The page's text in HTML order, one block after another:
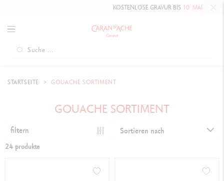
KOSTENLOSE GRAVUR BIS10. MAI 2026
STARTSEITE GOUACHE SORTIMENT
GOUACHE SORTIMENT
filtern Sortieren nach
24 produkte